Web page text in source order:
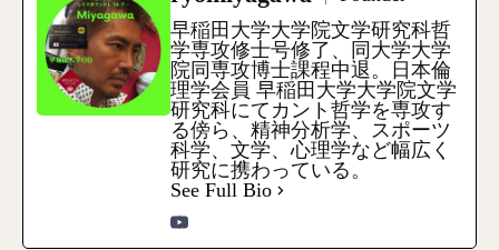
早稲田大学大学院文学研究科哲
学専攻修士号修了、同大学大学
院同専攻博士課程中退。日本倫
理学会員 早稲田大学大学院文学
研究科にてカント哲学を専攻す
る傍ら、精神分析学、スポーツ
科学、文学、心理学など幅広く
研究に携わっている。
See Full Bio